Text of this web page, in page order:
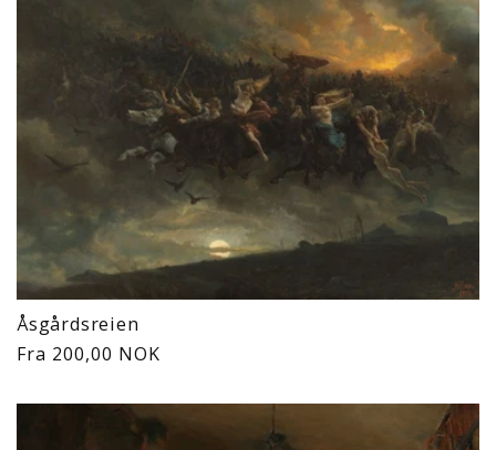
Åsgårdsreien
Vanlig
Fra 200,00 NOK